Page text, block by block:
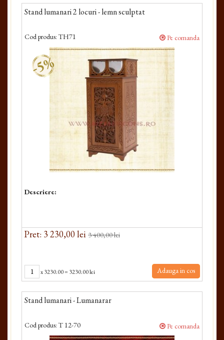
Stand lumanari 2 locuri - lemn sculptat
Cod produs: TH71 Pe comanda
-5%
Descriere:
Pret: 3 230,00 lei 3 400,00 lei
x3230.00= 3230.00 lei Adauga in cos
Stand lumanari - Lumanarar
Cod produs: T 12-70 Pe comanda